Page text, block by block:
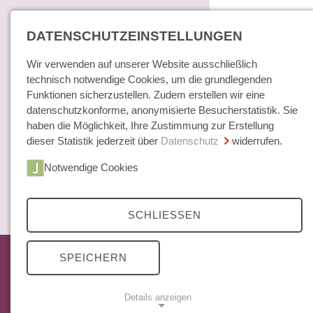
Home
Bücher / E-Books
DATENSCHUTZEINSTELLUNGEN
Wir verwenden auf unserer Website ausschließlich
technisch notwendige Cookies, um die grundlegenden
Funktionen sicherzustellen. Zudem erstellen wir eine
datenschutzkonforme, anonymisierte Besucherstatistik. Sie
haben die Möglichkeit, Ihre Zustimmung zur Erstellung
dieser Statistik jederzeit über Datenschutz widerrufen.
Notwendige Cookies
SCHLIESSEN
SPEICHERN
Details anzeigen